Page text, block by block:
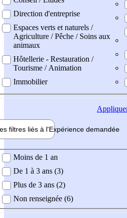
Direction d'entreprise
Espaces verts et naturels /
Agriculture / Pêche / Soins aux
animaux
Hôtellerie - Restauration /
Tourisme / Animation
Immobilier
filtres liés à l'Expérience demandée
demandée
Moins de 1 an
De 1 à 3 ans (3)
Plus de 3 ans (2)
Non renseignée (6)